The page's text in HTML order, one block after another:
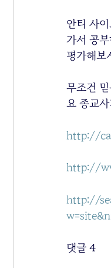
안티 사
가서 공
평가해보
무조건
요 종교
http://
http://
http://
댓글 4